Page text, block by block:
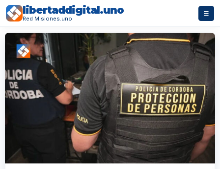
libertaddigital.uno
Red Misiones.uno
☰